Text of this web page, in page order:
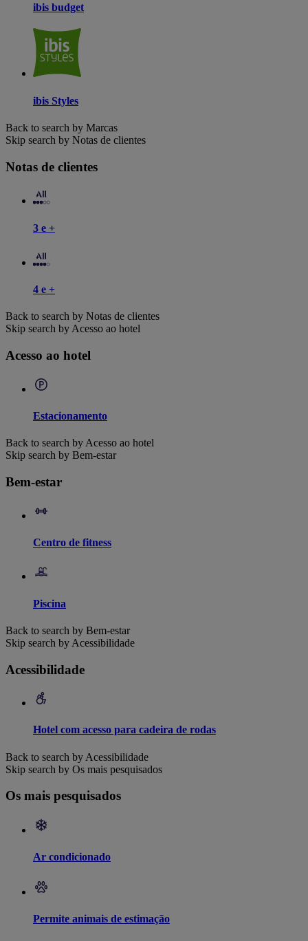
ibis budget
ibis Styles
Back to search by Marcas
Skip search by Notas de clientes
Notas de clientes
3 e +
4 e +
Back to search by Notas de clientes
Skip search by Acesso ao hotel
Acesso ao hotel
Estacionamento
Back to search by Acesso ao hotel
Skip search by Bem-estar
Bem-estar
Centro de fitness
Piscina
Back to search by Bem-estar
Skip search by Acessibilidade
Acessibilidade
Hotel com acesso para cadeira de rodas
Back to search by Acessibilidade
Skip search by Os mais pesquisados
Os mais pesquisados
Ar condicionado
Permite animais de estimação